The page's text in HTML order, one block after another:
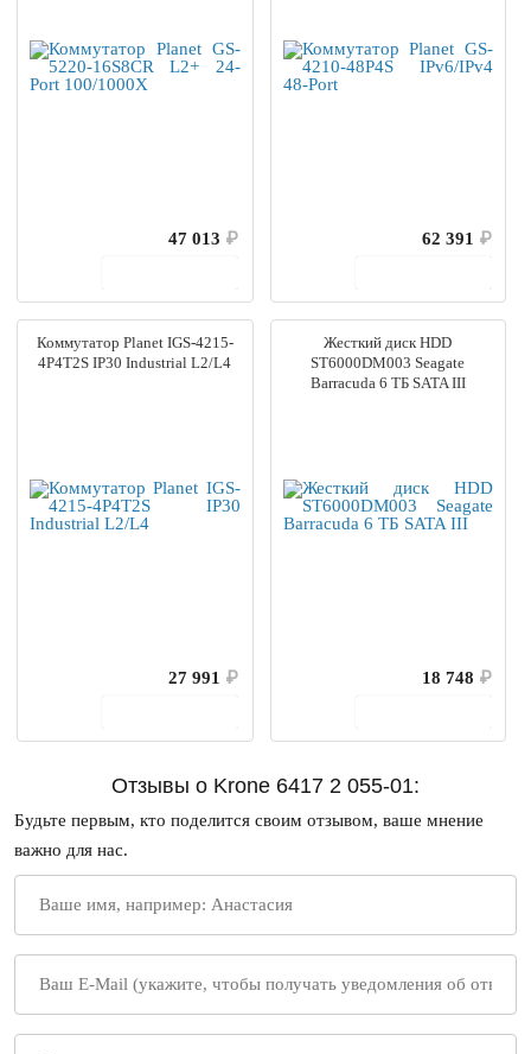
47 013 ₽
62 391 ₽
Коммутатор Planet IGS-4215-
4P4T2S IP30 Industrial L2/L4
27 991 ₽
Жесткий диск HDD
ST6000DM003 Seagate
Barracuda 6 ТБ SATA III
18 748 ₽
Отзывы о Krone 6417 2 055-01:
Будьте первым, кто поделится своим отзывом, ваше мнение
важно для нас.